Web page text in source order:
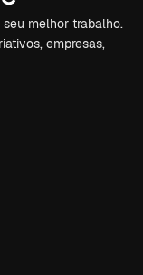
melhor trabalho.
empresas,